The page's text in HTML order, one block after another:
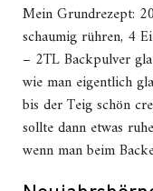
Mein Grundrezept:
schaumig rühren, 4
– 2TL Backpulver
wie man eigentlich
bis der Teig schön
sollte dann etwas
wenn man beim